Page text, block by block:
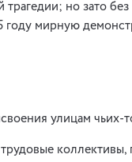
но зато
году мирную
улицам чьих-
коллективы,